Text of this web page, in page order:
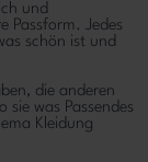
und
Passform. Jedes
schön ist und
die anderen
was Passendes
Kleidung